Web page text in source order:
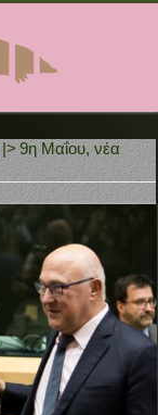
|>9η Μαΐου, νέα